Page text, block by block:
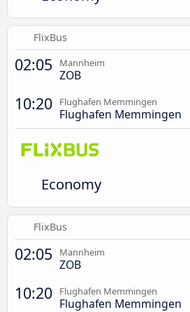
FlixBus
02:05 Mannheim
ZOB
10:20 Flughafen Memmingen
Flughafen Memmingen
Economy
FlixBus
02:05 Mannheim
ZOB
10:20 Flughafen Memmingen
Flughafen Memmingen